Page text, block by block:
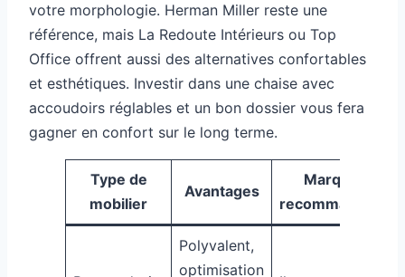
votre morphologie. Herman Miller reste une
référence, mais La Redoute Intérieurs ou Top
Office offrent aussi des alternatives confortables
et esthétiques. Investir dans une chaise avec
accoudoirs réglables et un bon dossier vous fera
gagner en confort sur le long terme.
Type de
mobilier
Avantages
Marques
recommandées
Polyvalent,
optimisation